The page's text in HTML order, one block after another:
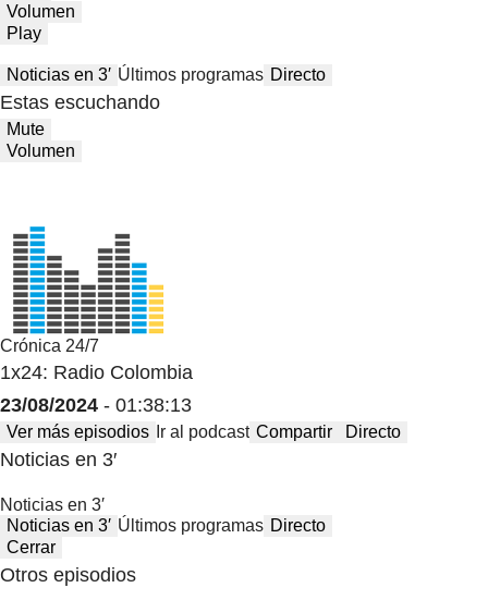
Volumen
Play
Noticias en 3′ Últimos programas Directo
Estas escuchando
Mute
Volumen
Crónica 24/7
1x24: Radio Colombia
23/08/2024 - 01:38:13
Ver más episodios Ir al podcast Compartir Directo
Noticias en 3′
Noticias en 3′
Noticias en 3′ Últimos programas Directo
Cerrar
Otros episodios